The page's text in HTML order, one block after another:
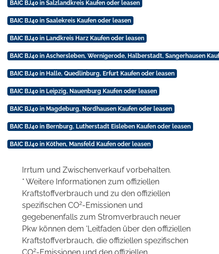
BAIC BJ40 in Salzlandkreis Kaufen oder leasen
BAIC BJ40 in Saalekreis Kaufen oder leasen
BAIC BJ40 in Landkreis Harz Kaufen oder leasen
BAIC BJ40 in Aschersleben, Wernigerode, Halberstadt, Sangerhausen
BAIC BJ40 in Halle, Quedlinburg, Erfurt Kaufen oder leasen
BAIC BJ40 in Leipzig, Nauenburg Kaufen oder leasen
BAIC BJ40 in Magdeburg, Nordhausen Kaufen oder leasen
BAIC BJ40 in Bernburg, Lutherstadt Eisleben Kaufen oder leasen
BAIC BJ40 in Köthen, Mansfeld Kaufen oder leasen
Irrtum und Zwischenverkauf vorbehalten.
* Weitere Informationen zum offiziellen
Kraftstoffverbrauch und zu den offiziellen
spezifischen CO2-Emissionen und
gegebenenfalls zum Stromverbrauch neuer
Pkw können dem 'Leitfaden über den offiziellen
Kraftstoffverbrauch, die offiziellen spezifischen
2